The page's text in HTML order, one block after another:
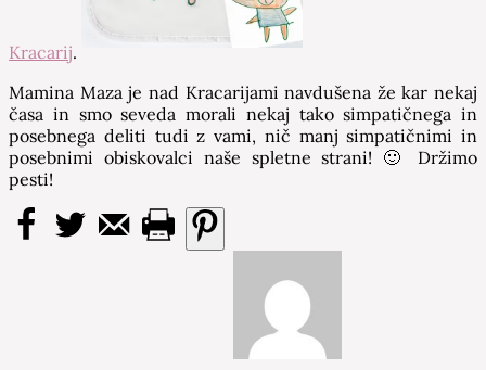
Kracarij.
Mamina Maza je nad Kracarijami navdušena že kar nekaj
časa in smo seveda morali nekaj tako simpatičnega in
posebnega deliti tudi z vami, nič manj simpatičnimi in
posebnimi obiskovalci naše spletne strani! 🙂 Držimo
pesti!